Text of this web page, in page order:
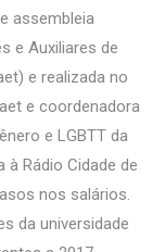
assembleia
e Auxiliares de
e realizada no
e coordenadora
e LGBTT da
Rádio Cidade de
nos salários.
da universidade